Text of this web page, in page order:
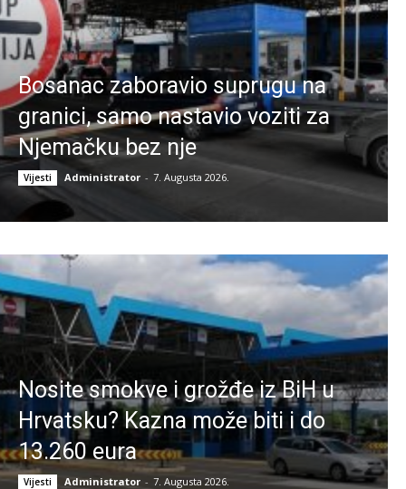
Bosanac zaboravio suprugu na
granici, samo nastavio voziti za
Njemačku bez nje
Vijesti Administrator - 7. Augusta 2026.
Nosite smokve i grožđe iz BiH u
Hrvatsku? Kazna može biti i do
13.260 eura
Vijesti Administrator - 7. Augusta 2026.